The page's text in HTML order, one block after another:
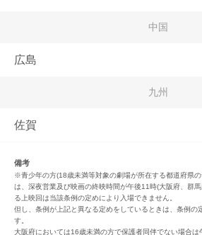
中国
広島
九州
佐賀
備考
※青少年の方(18歳未満等対象の劇場が所在する都道府県
は、深夜営業及び映画の終映時間が午後11時(大阪府、群
る上映回は当該条例の定めにより入場できません。
但し、条例が上記と異なる定めをしているときは、条例の
す。
大阪府においては16歳未満の方で保護者同伴でない場合は